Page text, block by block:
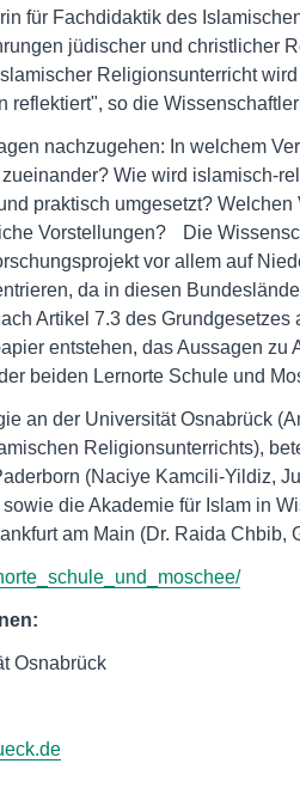
für Fachdidaktik des
jüdischer und christlicher
Religionsunterricht
reflektiert", so die
nachzugehen: In welchem
Wie wird islamisch-
praktisch umgesetzt?
Vorstellungen? Die
vor allem auf
da in diesen
Artikel 7.3 des Grundgesetzes
entstehen, das Aussagen zu
beiden Lernorte Schule und
an der Universität Osnabrück
Religionsunterrichts),
(Naciye Kamcili-Yildiz,
die Akademie für Islam in
am Main (Dr. Raida Chbib,
Osnabrück